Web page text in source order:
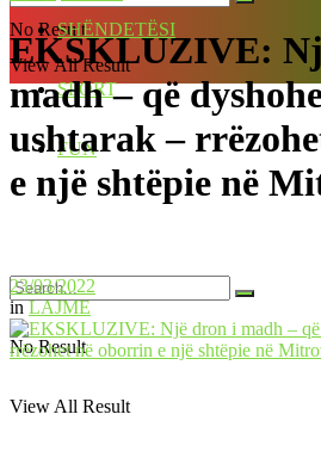
No Result
View All Result
SHËNDETËSI
SPORT
FUN
No Result
View All Result
EKSKLUZIVE:
madh – që
ushtarak –
e një shtëpie në
23/03/2022
in LAJME